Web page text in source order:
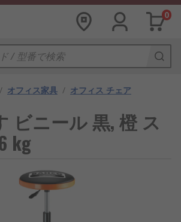
0
/ オフィス家具 / オフィス チェア
ビニール 黒, 橙 ス
kg